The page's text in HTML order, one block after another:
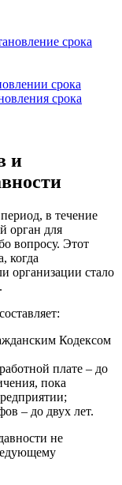
срока
срока
срока
и
в течение
орган для
вопросу. Этот
когда
организации стало
Кодексом
плате – до
пока
– до двух лет.
не